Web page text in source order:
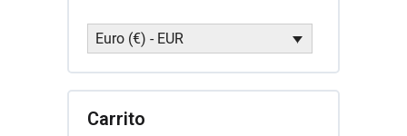
AlexanderEuro (€) - EUR
Carrito